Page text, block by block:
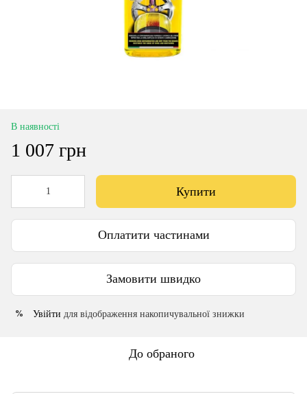
В наявності
1 007 грн
Купити
Оплатити частинами
Замовити швидко
% Увійти для відображення накопичувальної знижки
До обраного